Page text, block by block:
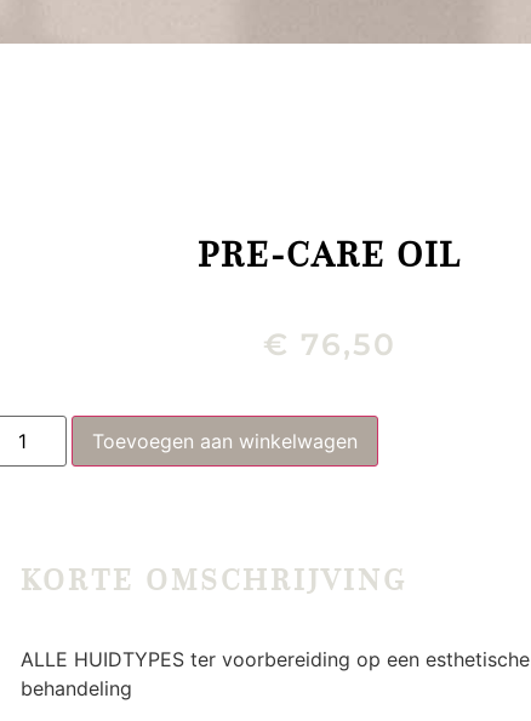
PRE-CARE OIL
€ 76,50
Toevoegen aan winkelwagen
KORTE OMSCHRIJVING
ALLE HUIDTYPES ter voorbereiding op een esthetische
behandeling